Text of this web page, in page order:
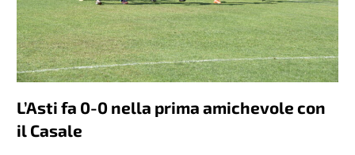
L’Asti fa 0-0 nella prima amichevole con
il Casale